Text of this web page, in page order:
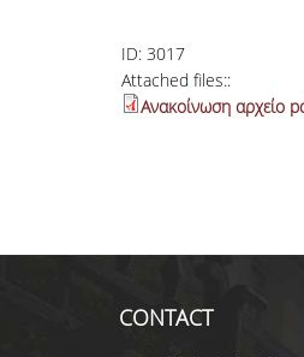
ID: 3017
Attached files::
Ανακοίνωση αρχείο
CONTACT